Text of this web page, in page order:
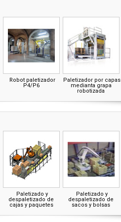
Robot paletizador
P4/P6
Paletizador por capas
medianta grapa
robotizada
Paletizado y
despaletizado de
cajas y paquetes
Paletizado y
despaletizado de
sacos y bolsas